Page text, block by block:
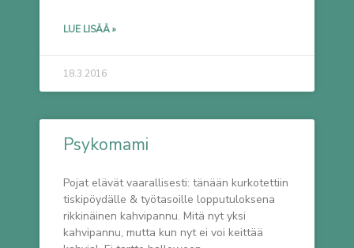
LUE LISÄÄ »
18.3.2016
Psykomami
Pojat elävät vaarallisesti: tänään kurkotettiin
tiskipöydälle & työtasoille lopputuloksena
rikkinäinen kahvipannu. Mitä nyt yksi
kahvipannu, mutta kun nyt ei voi keittää